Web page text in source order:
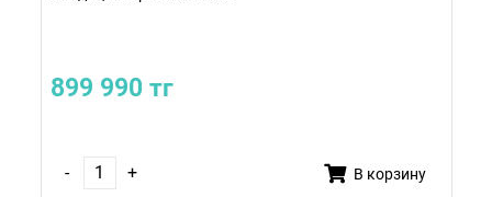
899 990 тг
- + В корзину